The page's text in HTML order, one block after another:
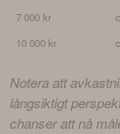
7 000 kr
10 000 kr
Notera att
långsiktigt
chanser att nå